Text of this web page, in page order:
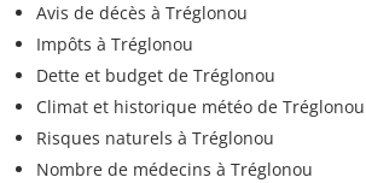
Avis de décès à Tréglonou
Impôts à Tréglonou
Dette et budget de Tréglonou
Climat et historique météo de Tréglonou
Risques naturels à Tréglonou
Nombre de médecins à Tréglonou